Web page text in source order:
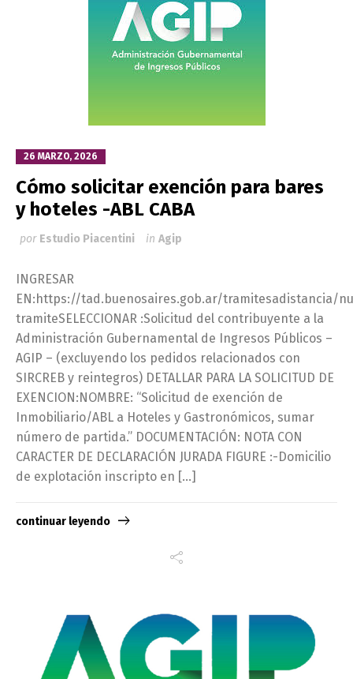
26 MARZO, 2026
Cómo solicitar exención para bares
y hoteles -ABL CABA
por Estudio Piacentini in Agip
INGRESAR
EN:https://tad.buenosaires.gob.ar/tramitesadistancia/
tramiteSELECCIONAR :Solicitud del contribuyente a la
Administración Gubernamental de Ingresos Públicos –
AGIP – (excluyendo los pedidos relacionados con
SIRCREB y reintegros) DETALLAR PARA LA SOLICITUD DE
EXENCION:NOMBRE: “Solicitud de exención de
Inmobiliario/ABL a Hoteles y Gastronómicos, sumar
número de partida.” DOCUMENTACIÓN: NOTA CON
CARACTER DE DECLARACIÓN JURADA FIGURE :-Domicilio
de explotación inscripto en […]
continuar leyendo